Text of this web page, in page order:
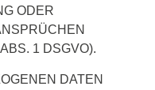
ODER
1 DSGVO).
DATEN